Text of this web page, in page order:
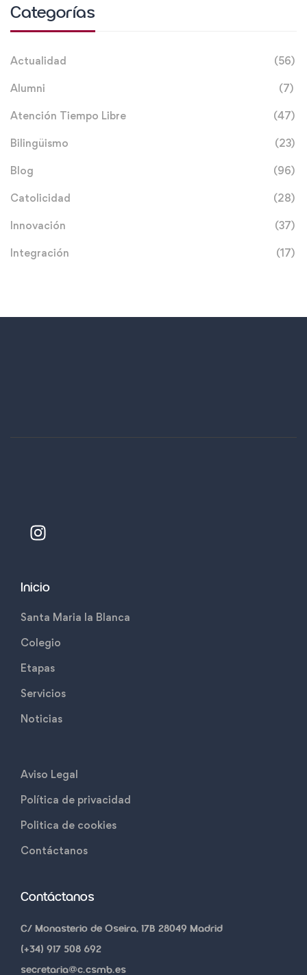
Categorías
Actualidad (56)
Alumni (7)
Atención Tiempo Libre (47)
Bilingüismo (23)
Blog (96)
Catolicidad (28)
Innovación (37)
Integración (17)
Inicio
Santa Maria la Blanca
Colegio
Etapas
Servicios
Noticias
Aviso Legal
Política de privacidad
Politica de cookies
Contáctanos
Contáctanos
C/ Monasterio de Oseira, 17B 28049 Madrid
(+34) 917 508 692
secretaria@c.csmb.es